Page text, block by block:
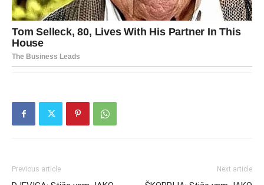
Previous article Next article